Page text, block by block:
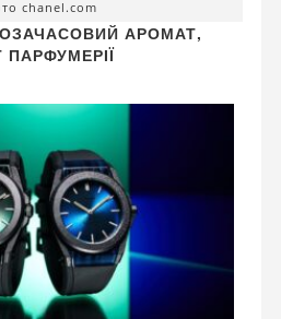
chanel.com
АРОМАТ,
ПАРФУМЕРІЇ